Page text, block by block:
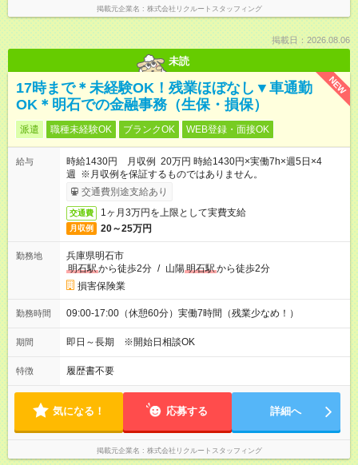
掲載元企業名 株式会社リクルートスタッフィング
掲載日：2026.08.06
未読
NEW
17時まで＊未経験OK！残業ほぼなし▼車通勤
OK＊明石での金融事務（生保・損保）
派遣 職種未経験OK ブランクOK WEB登録・面接OK
給与
時給1430円 月収例 20万円 時給1430円×実働7h×週5日×4
週 ※月収例を保証するものではありません。
交通費別途支給あり
交通費 1ヶ月3万円を上限として実費支給
月収例 20～25万円
勤務地
兵庫県明石市
明石駅から徒歩2分 / 山陽明石駅から徒歩2分
損害保険業
勤務時間 09:00-17:00（休憩60分）実働7時間（残業少なめ！）
期間 即日～長期 ※開始日相談OK
特徴 履歴書不要
気になる！ 応募する 詳細へ
掲載元企業名 株式会社リクルートスタッフィング